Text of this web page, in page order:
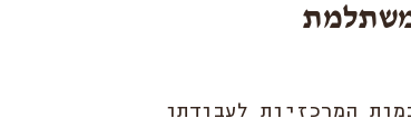
משתלמת
המרכזיות לעבודתו